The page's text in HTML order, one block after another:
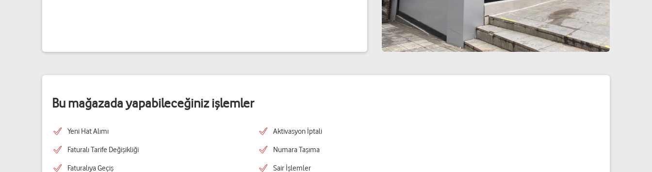
Bu mağazada yapabileceğiniz işlemler
Yeni Hat Alımı Aktivasyon İptali
Faturalı Tarife Değişikliği Numara Taşıma
Faturalıya Geçiş Sair İşlemler